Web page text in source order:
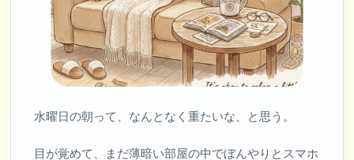
水曜日の朝って、なんとなく重たいな、と思う。
目が覚めて、まだ薄暗い部屋の中でぼんやりとスマホ